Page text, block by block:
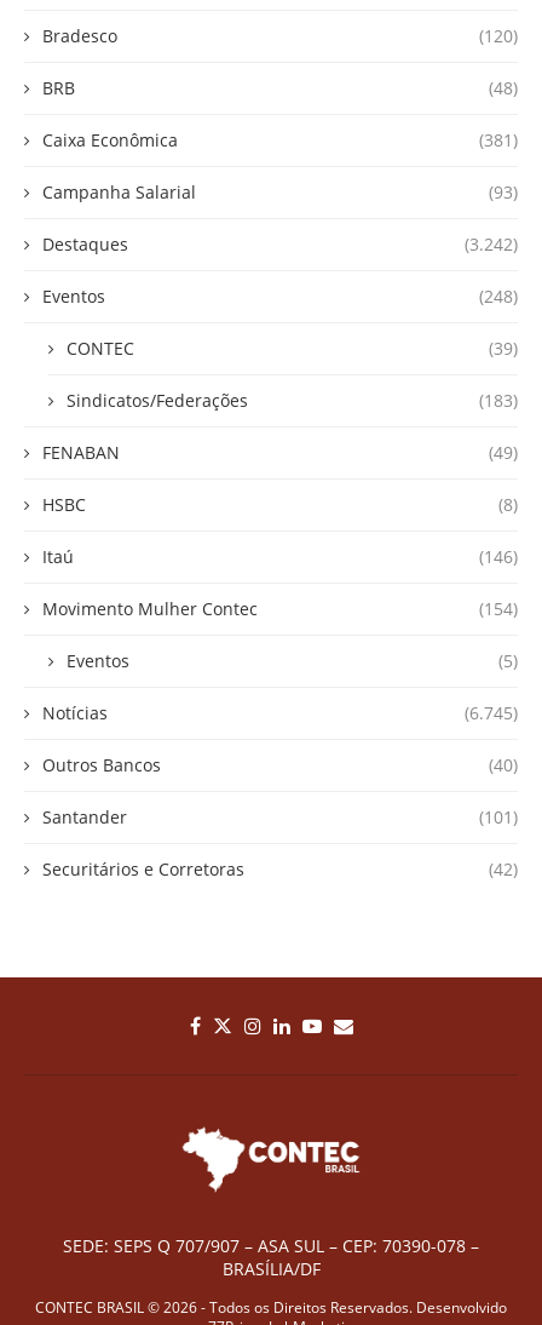
Bradesco (120)
BRB (48)
Caixa Econômica (381)
Campanha Salarial (93)
Destaques (3.242)
Eventos (248)
CONTEC (39)
Sindicatos/Federações (183)
FENABAN (49)
HSBC (8)
Itaú (146)
Movimento Mulher Contec (154)
Eventos (5)
Notícias (6.745)
Outros Bancos (40)
Santander (101)
Securitários e Corretoras (42)
SEDE: SEPS Q 707/907 – ASA SUL – CEP: 70390-078 –
BRASÍLIA/DF
CONTEC BRASIL © 2026 - Todos os Direitos Reservados. Desenvolvido